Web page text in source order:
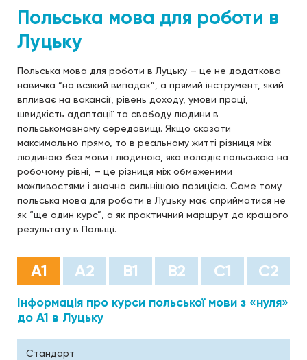
Польська мова для роботи в
Луцьку
Польська мова для роботи в Луцьку — це не додаткова
навичка “на всякий випадок”, а прямий інструмент, який
впливає на вакансії, рівень доходу, умови праці,
швидкість адаптації та свободу людини в
польськомовному середовищі. Якщо сказати
максимально прямо, то в реальному житті різниця між
людиною без мови і людиною, яка володіє польською на
робочому рівні, — це різниця між обмеженими
можливостями і значно сильнішою позицією. Саме тому
польська мова для роботи в Луцьку має сприйматися не
як “ще один курс”, а як практичний маршрут до кращого
результату в Польщі.
А1 А2 B1 B2 С1 С2
Інформація про курси польської мови з «нуля»
до А1 в Луцьку
Стандарт